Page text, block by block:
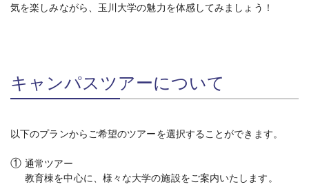
気を楽しみながら、玉川大学の魅力を体感してみましょう！
キャンパスツアーについて
以下のプランからご希望のツアーを選択することができます。
① 通常ツアー
教育棟を中心に、様々な大学の施設をご案内いたします。